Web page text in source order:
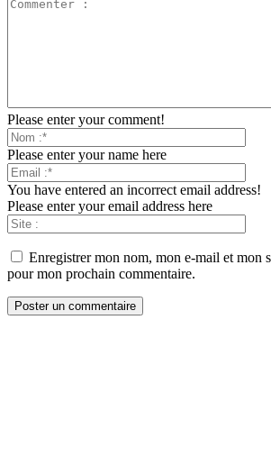
Please enter your comment!
Please enter your name here
You have entered an incorrect email address!
Please enter your email address here
Enregistrer mon nom, mon e-mail et mon
pour mon prochain commentaire.